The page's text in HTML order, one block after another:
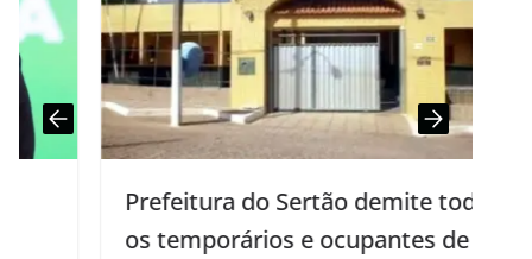
Prefeitura do Sertão demite todos
os temporários e ocupantes de